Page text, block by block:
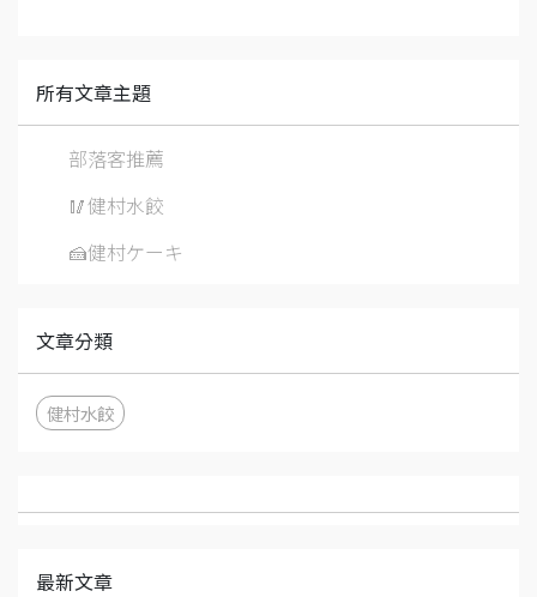
所有文章主題
部落客推薦
🥢健村水餃
🍰健村ケーキ
文章分類
健村水餃
最新文章